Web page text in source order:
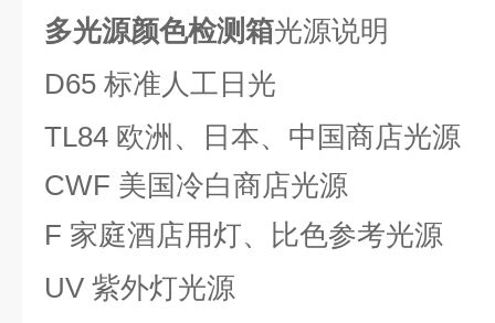
多光源颜色检测箱光源说明
D65 标准人工日光
TL84 欧洲、日本、中国商店光源
CWF 美国冷白商店光源
F 家庭酒店用灯、比色参考光源
UV 紫外灯光源